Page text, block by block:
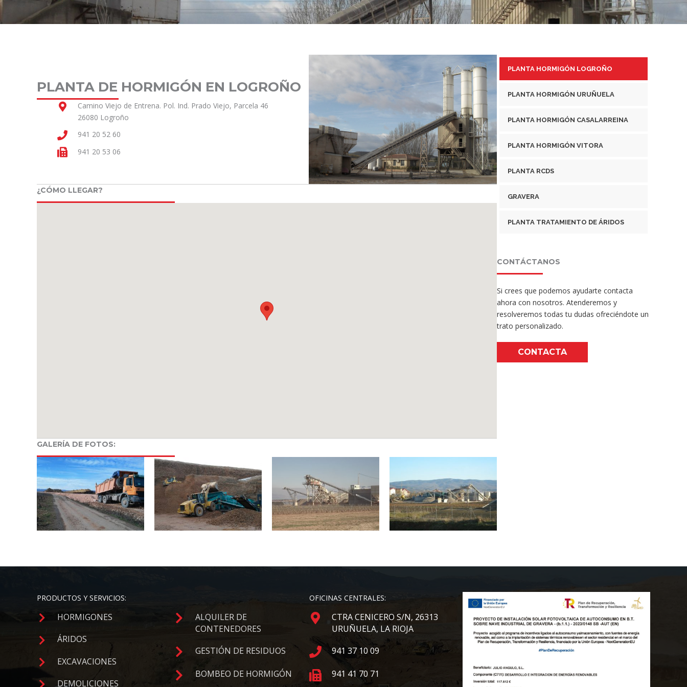
PLANTA DE HORMIGÓN EN LOGROÑO
Camino Viejo de Entrena. Pol. Ind. Prado Viejo, Parcela 46
26080 Logroño
941 20 52 60
941 20 53 06
¿CÓMO LLEGAR?
GALERÍA DE FOTOS:
PLANTA HORMIGÓN LOGROÑO
PLANTA HORMIGÓN URUÑUELA
PLANTA HORMIGÓN CASALARREINA
PLANTA HORMIGÓN VITORA
PLANTA RCDS
GRAVERA
PLANTA TRATAMIENTO DE ÁRIDOS
CONTÁCTANOS
Si crees que podemos ayudarte contacta
ahora con nosotros. Atenderemos y
resolveremos todas tu dudas ofreciéndote un
trato personalizado.
CONTACTA
PRODUCTOS Y SERVICIOS:
HORMIGONES
ÁRIDOS
EXCAVACIONES
DEMOLICIONES
ALQUILER DE
CONTENEDORES
GESTIÓN DE RESIDUOS
BOMBEO DE HORMIGÓN
OFICINAS CENTRALES:
CTRA CENICERO S/N, 26313
URUÑUELA, LA RIOJA
941 37 10 09
941 41 70 71